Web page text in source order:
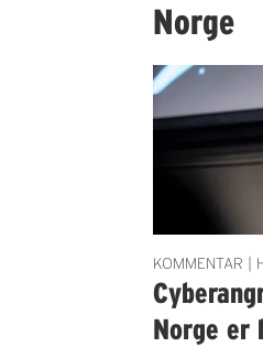
Norge
KOMMENTAR |
Norge er